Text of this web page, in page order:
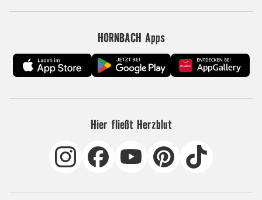
HORNBACH Apps
Hier fließt Herzblut